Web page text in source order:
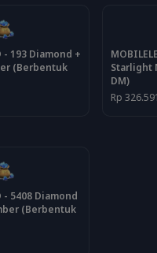
- 193 Diamond +
(Berbentuk
Starlight
DM)
Rp 326.591
- 5408 Diamond
(Berbentuk